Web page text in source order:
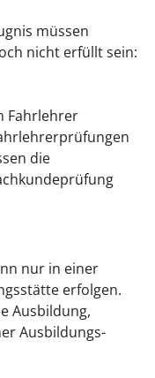
müssen
nicht erfüllt sein:
Fahrlehrer
die
nur in einer
erfolgen.
Ausbildung,
Ausbildungs-